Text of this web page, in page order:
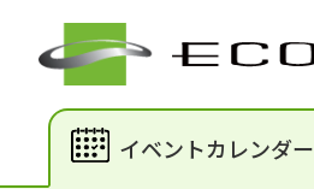
イベントカレンダー